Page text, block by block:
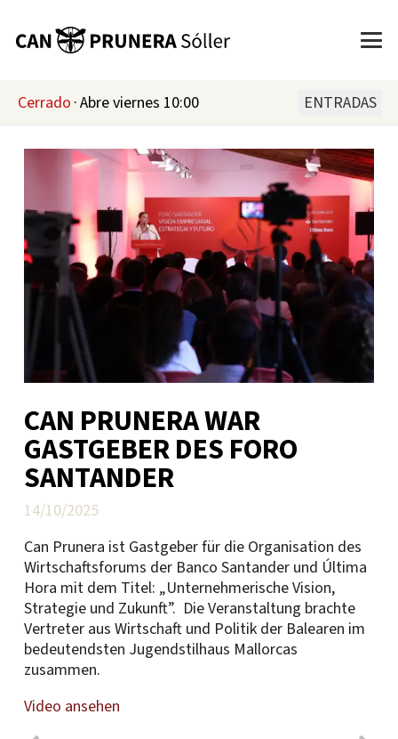
Cerrado ·Abre viernes 10:00 ENTRADAS
CAN PRUNERA WAR
GASTGEBER DES FORO
SANTANDER
14/10/2025
Can Prunera ist Gastgeber für die Organisation des
Wirtschaftsforums der Banco Santander und Última
Hora mit dem Titel: „Unternehmerische Vision,
Strategie und Zukunft”. Die Veranstaltung brachte
Vertreter aus Wirtschaft und Politik der Balearen im
bedeutendsten Jugendstilhaus Mallorcas
zusammen.
Video ansehen